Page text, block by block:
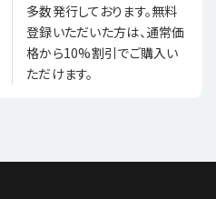
多数発行しております。無料
登録いただいた方は、通常価
格から10%割引でご購入い
ただけます。